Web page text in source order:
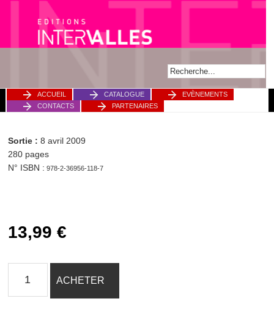
ACCUEIL CATALOGUE
EVÈNEMENTS
CONTACTS
PARTENAIRES
Sortie : 8 avril 2009
280 pages
N° ISBN : 978-2-36956-118-7
13,99 €
Nos
ACHETER